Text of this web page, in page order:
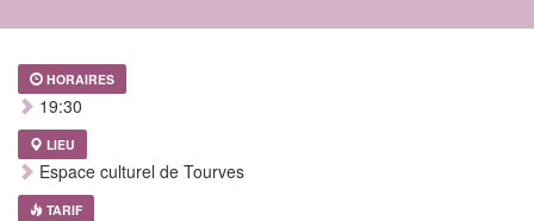
HORAIRES
19:30
LIEU
Espace culturel de Tourves
TARIF